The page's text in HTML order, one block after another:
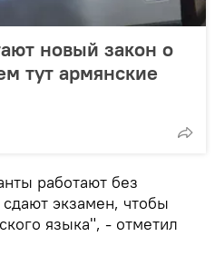
новый закон о
тут армянские
работают без
экзамен, чтобы
языка", - отметил